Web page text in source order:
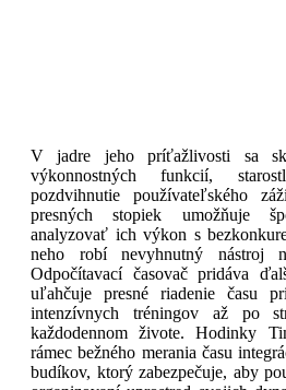
V jadre jeho príťažlivosti sa
výkonnostných funkcií,
pozdvihnutie používateľského
presných stopiek umožňuje
analyzovať ich výkon s
neho robí nevyhnutný nástroj
Odpočítavací časovač pridáva
uľahčuje presné riadenie času
intenzívnych tréningov až po
každodennom živote. Hodinky
rámec bežného merania času
budíkov, ktorý zabezpečuje, aby